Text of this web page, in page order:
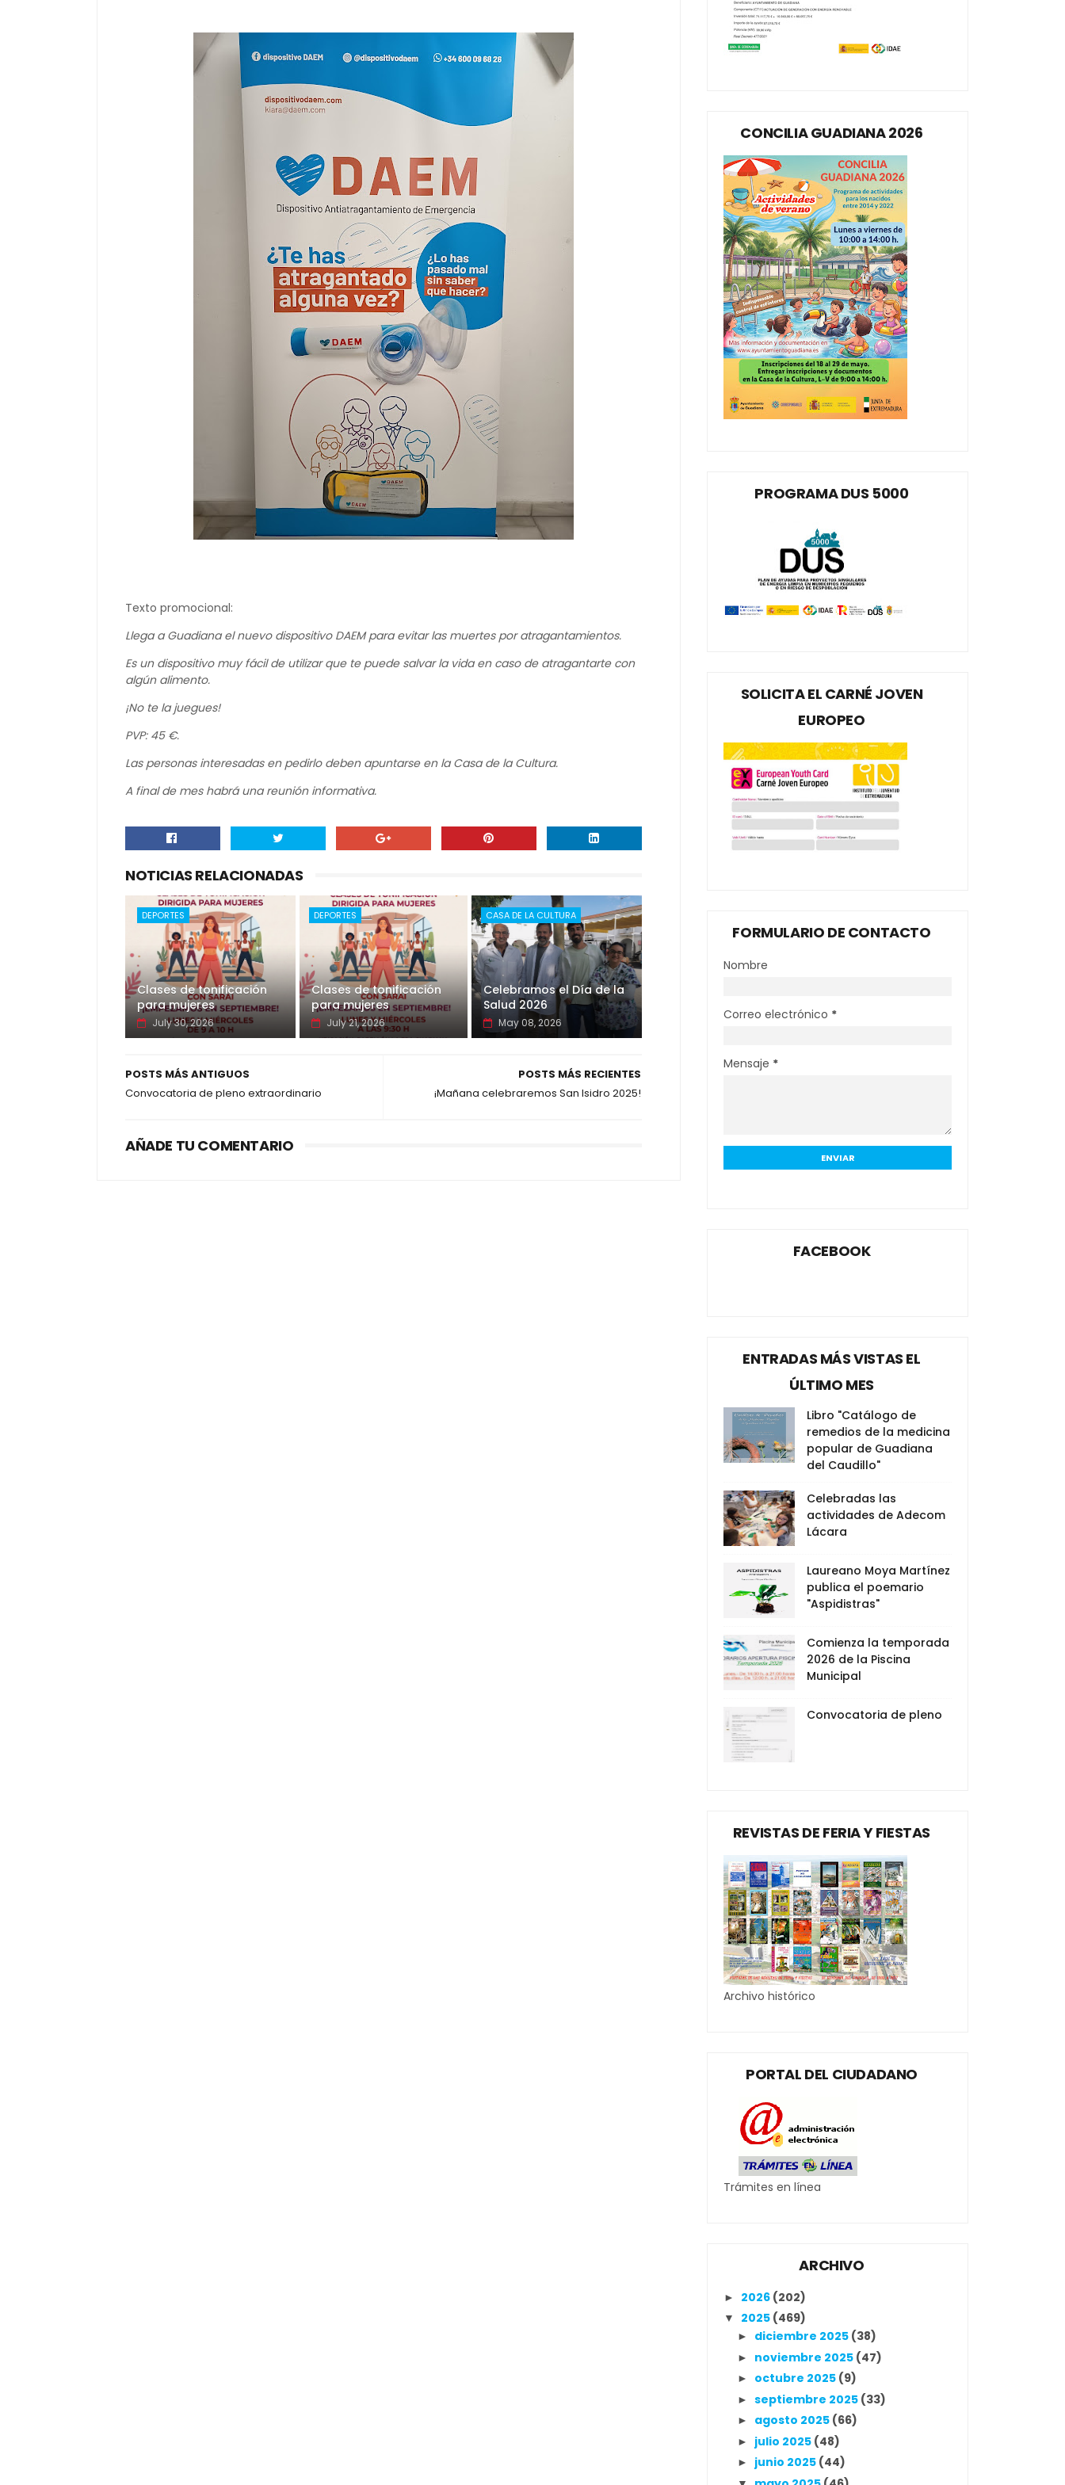
Texto promocional:
Llega a Guadiana el nuevo dispositivo DAEM para evitar las muertes por atragantamientos.
Es un dispositivo muy fácil de utilizar que te puede salvar la vida en caso de atragantarte con
algún alimento.
¡No te la juegues!
PVP: 45 €.
Las personas interesadas en pedirlo deben apuntarse en la Casa de la Cultura.
A final de mes habrá una reunión informativa.
NOTICIAS RELACIONADAS
DEPORTES
Clases de tonificación
para mujeres
July 30, 2026
DEPORTES
Clases de tonificación
para mujeres
July 21, 2026
CASA DE LA CULTURA
Celebramos el Día de la
Salud 2026
May 08, 2026
POSTS MÁS RECIENTES
¡Mañana celebraremos San Isidro 2025!
POSTS MÁS ANTIGUOS
Convocatoria de pleno extraordinario
AÑADE TU COMENTARIO
CONCILIA GUADIANA 2026
PROGRAMA DUS 5000
SOLICITA EL CARNÉ JOVEN
EUROPEO
FORMULARIO DE CONTACTO
Nombre
Correo electrónico *
Mensaje *
FACEBOOK
ENTRADAS MÁS VISTAS EL
ÚLTIMO MES
Libro "Catálogo de
remedios de la medicina
popular de Guadiana
del Caudillo"
Celebradas las
actividades de Adecom
Lácara
Laureano Moya Martínez
publica el poemario
"Aspidistras"
Comienza la temporada
2026 de la Piscina
Municipal
Convocatoria de pleno
REVISTAS DE FERIA Y FIESTAS
Archivo histórico
PORTAL DEL CIUDADANO
Trámites en línea
ARCHIVO
► 2026 (202)
▼ 2025 (469)
► diciembre 2025 (38)
► noviembre 2025 (47)
► octubre 2025 (9)
► septiembre 2025 (33)
► agosto 2025 (66)
► julio 2025 (48)
► junio 2025 (44)